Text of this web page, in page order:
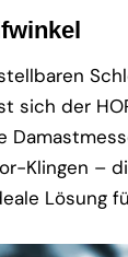
sich der
Klingen –
Lösung